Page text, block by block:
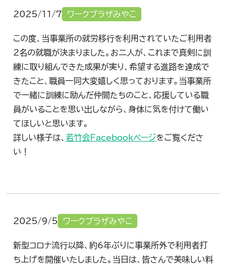
2025/11/7 ワークプラザみやこ
この度、当事業所の就労移行を利用されていたご利用者
2名の就職が決まりました。お二人が、これまで真剣に訓
練に取り組んできた成果が実り、希望する進路を達成で
きたこと、職員一同大変嬉しく思っております。当事業所
で一緒に訓練に励んだ仲間たちのこと、応援している職
員がいることを思い出しながら、身体に気を付けて働い
てほしいと思います。
詳しい様子は、若竹会Facebookページをご覧くださ
い！
2025/9/5 ワークプラザみやこ
新型コロナ流行以降、約6年ぶりに事業所外で利用者打
ち上げを開催いたしました。当日は、皆さんで美味しい料